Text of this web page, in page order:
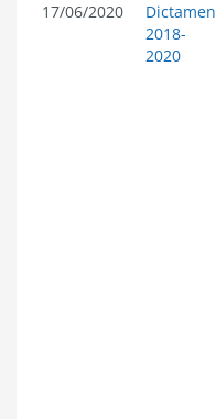
17/06/2020
Dictamen
2018-
2020